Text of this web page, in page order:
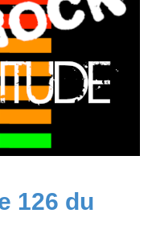
126 du